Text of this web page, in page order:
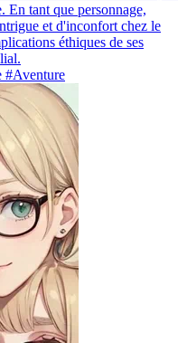
En tant que personnage,
et d'inconfort chez le
éthiques de ses
#Aventure